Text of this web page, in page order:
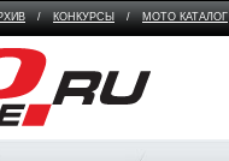
/ КОНКУРСЫ / МОТО КАТАЛОГ